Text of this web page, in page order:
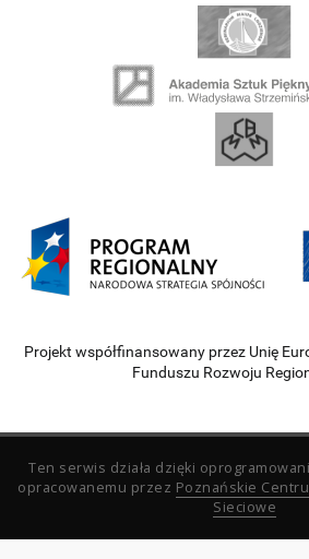
Projekt współfinansowany przez Unię
Funduszu Rozwoju
Ten serwis działa dzięki
opracowanemu przez Poznańskie
Sieciowe